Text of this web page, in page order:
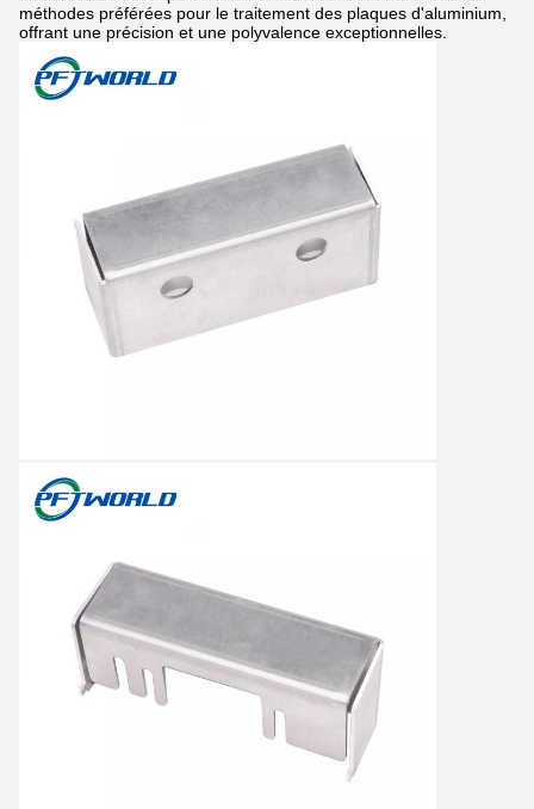
méthodes préférées pour le traitement des plaques d'aluminium,
offrant une précision et une polyvalence exceptionnelles.